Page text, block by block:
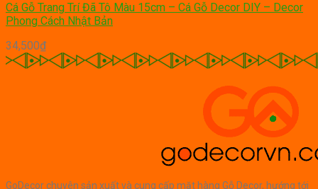
Cá Gỗ Trang Trí Đã Tô Màu 15cm – Cá Gỗ Decor DIY – Decor
Phong Cách Nhật Bản
34,500₫
GoDecor chuyên sản xuất và cung cấp mặt hàng Gỗ Decor, hướng tới